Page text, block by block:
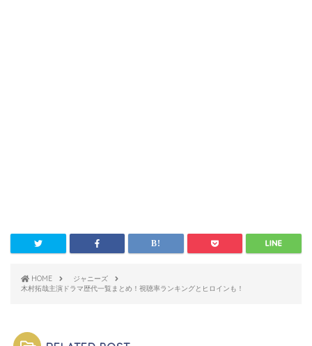
HOME
ジャニーズ
木村拓哉主演ドラマ歴代一覧まとめ！視聴率ランキングとヒロインも！